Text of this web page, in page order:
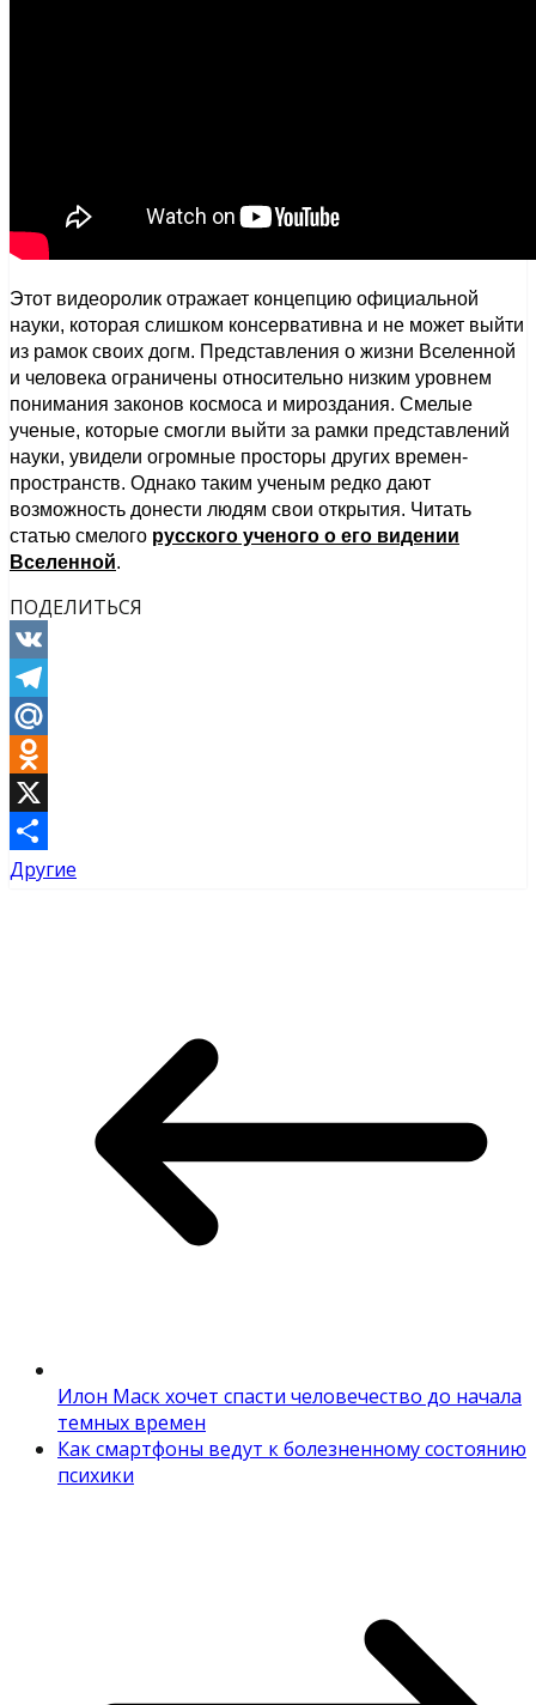
Этот видеоролик отражает концепцию официальной
науки, которая слишком консервативна и не может выйти
из рамок своих догм. Представления о жизни Вселенной
и человека ограничены относительно низким уровнем
понимания законов космоса и мироздания. Смелые
ученые, которые смогли выйти за рамки представлений
науки, увидели огромные просторы других времен-
пространств. Однако таким ученым редко дают
возможность донести людям свои открытия. Читать
статью смелого русского ученого о его видении
Вселенной.
ПОДЕЛИТЬСЯ
VK
Telegram
Mail.Ru
Odnoklassniki
X
Другие
Илон Маск хочет спасти человечество до начала
темных времен
Как смартфоны ведут к болезненному состоянию
психики